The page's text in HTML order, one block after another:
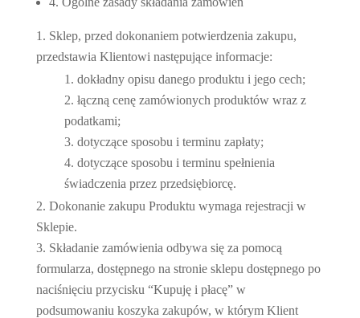
Sklep, przed dokonaniem potwierdzenia zakupu,
przedstawia Klientowi następujące informacje:
dokładny opisu danego produktu i jego cech;
łączną cenę zamówionych produktów wraz z
podatkami;
dotyczące sposobu i terminu zapłaty;
dotyczące sposobu i terminu spełnienia
świadczenia przez przedsiębiorcę.
Dokonanie zakupu Produktu wymaga rejestracji w
Sklepie.
Składanie zamówienia odbywa się za pomocą
formularza, dostępnego na stronie sklepu dostępnego po
naciśnięciu przycisku “Kupuję i płacę” w
podsumowaniu koszyka zakupów, w którym Klient